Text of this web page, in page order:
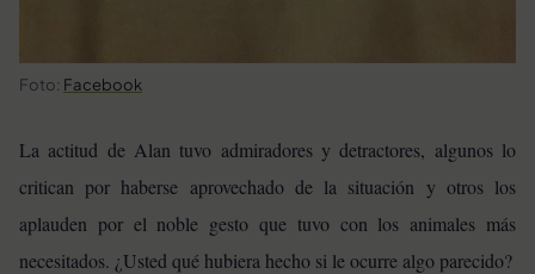
Foto: Facebook
La actitud de Alan tuvo admiradores y detractores, algunos lo
critican por haberse aprovechado de la situación y otros los
aplauden por el noble gesto que tuvo con los animales más
necesitados. ¿Usted qué hubiera hecho si le ocurre algo parecido?